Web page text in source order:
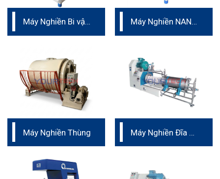
Máy Nghiền Bi vật
Máy Nghiền NANO
Máy Nghiền Thùng
Máy Nghiền Đĩa –